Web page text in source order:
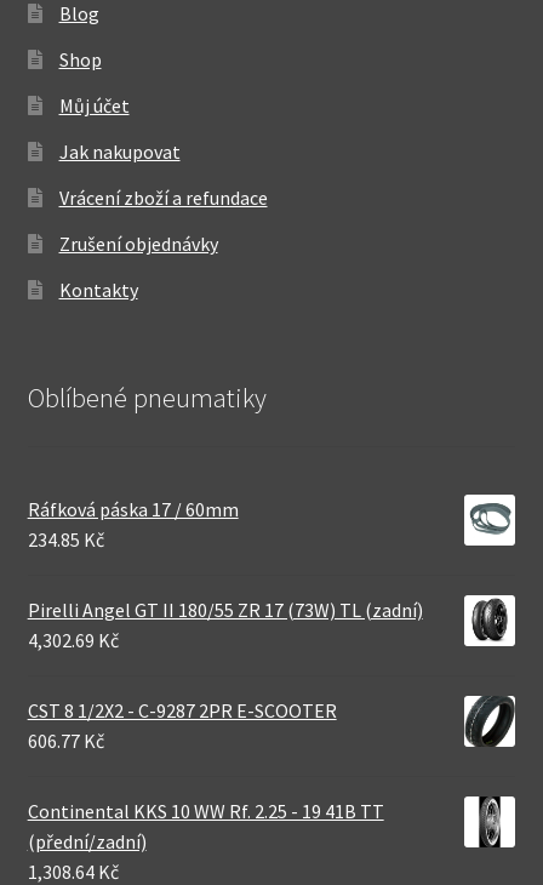
Blog
Shop
Můj účet
Jak nakupovat
Vrácení zboží a refundace
Zrušení objednávky
Kontakty
Oblíbené pneumatiky
Ráfková páska 17 / 60mm
234.85 Kč
Pirelli Angel GT II 180/55 ZR 17 (73W) TL (zadní)
4,302.69 Kč
CST 8 1/2X2 - C-9287 2PR E-SCOOTER
606.77 Kč
Continental KKS 10 WW Rf. 2.25 - 19 41B TT
(přední/zadní)
1,308.64 Kč